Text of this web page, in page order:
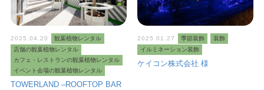
TOWERLAND –ROOFTOP BAR
2025.04.20
観葉植物レンタル
店舗の観葉植物レンタル
カフェ・レストランの観葉植物レンタル
イベント会場の観葉植物レンタル
ケイコン株式会社 様
2025.01.27 季節装飾
装飾
イルミネーション装飾